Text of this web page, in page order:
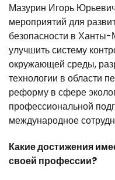
Мазурин Игорь
мероприятий для
безопасности в
улучшить систему
окружающей среды,
технологии в области
реформу в сфере
профессиональной
международное
Какие достижения
своей профессии?